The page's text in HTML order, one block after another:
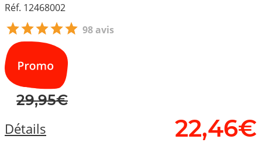
Réf. 12468002
98 avis
29,95€
Détails
22,46€